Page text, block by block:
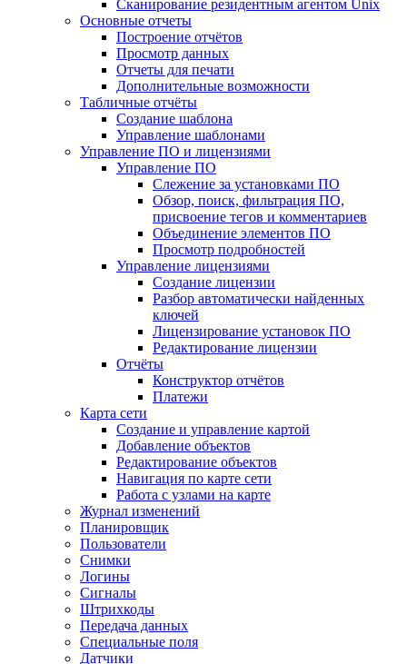
Сканирование резидентным агентом Unix
Основные отчеты
Построение отчётов
Просмотр данных
Отчеты для печати
Дополнительные возможности
Табличные отчёты
Создание шаблона
Управление шаблонами
Управление ПО и лицензиями
Управление ПО
Слежение за установками ПО
Обзор, поиск, фильтрация ПО,
присвоение тегов и комментариев
Объединение элементов ПО
Просмотр подробностей
Управление лицензиями
Создание лицензии
Разбор автоматически найденных
ключей
Лицензирование установок ПО
Редактирование лицензии
Отчёты
Конструктор отчётов
Платежи
Карта сети
Создание и управление картой
Добавление объектов
Редактирование объектов
Навигация по карте сети
Работа с узлами на карте
Журнал изменений
Планировщик
Пользователи
Снимки
Логины
Сигналы
Штрихкоды
Передача данных
Специальные поля
Датчики